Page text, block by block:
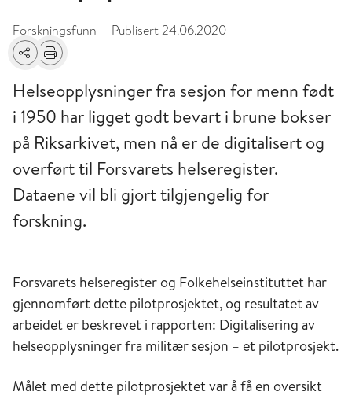
Forskningsfunn | Publisert24.06.2020
Del Skriv ut
Helseopplysninger fra sesjon for menn født
i 1950 har ligget godt bevart i brune bokser
på Riksarkivet, men nå er de digitalisert og
overført til Forsvarets helseregister.
Dataene vil bli gjort tilgjengelig for
forskning.
Forsvarets helseregister og Folkehelseinstituttet har
gjennomført dette pilotprosjektet, og resultatet av
arbeidet er beskrevet i rapporten: Digitalisering av
helseopplysninger fra militær sesjon – et pilotprosjekt.
Målet med dette pilotprosjektet var å få en oversikt